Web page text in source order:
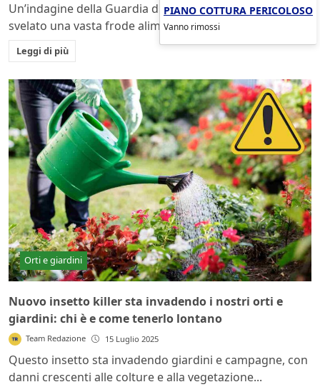
Un’indagine della Guardia di Finanza di Gallipoli ha
svelato una vasta frode alimentare in Puglia...
Leggi di più
Orti e giardini
Nuovo insetto killer sta invadendo i nostri orti e
giardini: chi è e come tenerlo lontano
Team Redazione 15 Luglio 2025
Questo insetto sta invadendo giardini e campagne, con
danni crescenti alle colture e alla vegetazione...
PIANO COTTURA PERICOLOSO
Vanno rimossi